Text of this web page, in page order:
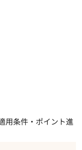
用条件・ポイント進